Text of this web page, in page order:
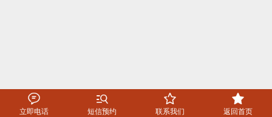

立即电话

短信预约

联系我们

返回首页